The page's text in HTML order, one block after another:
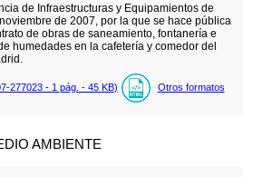
de Infraestructuras y Equipamientos de
de 2007, por la que se hace pública
de obras de saneamiento, fontanería e
humedades en la cafetería y comedor del
277023 - 1 pág. - 45 KB) Otros formatos
AMBIENTE